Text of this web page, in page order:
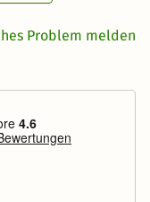
Problem melden